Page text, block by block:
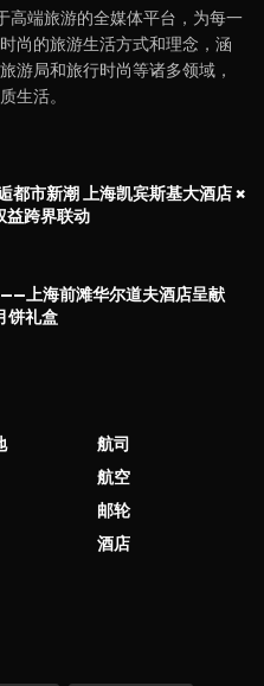
端旅游的全媒体平台，为每一
尚的旅游生活方式和理念，涵
游局和旅行时尚等诸多领域，
生活。
都市新潮 上海凯宾斯基大酒店 ×
益跨界联动
上海前滩华尔道夫酒店呈献
饼礼盒
航司
航空
邮轮
酒店